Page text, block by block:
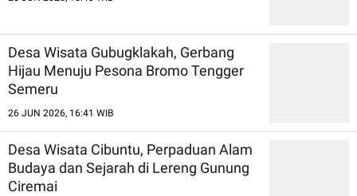
Desa Wisata Gubugklakah, Gerbang
Hijau Menuju Pesona Bromo Tengger
Semeru
26 JUN 2026, 16:41 WIB
Desa Wisata Cibuntu, Perpaduan Alam
Budaya dan Sejarah di Lereng Gunung
Ciremai